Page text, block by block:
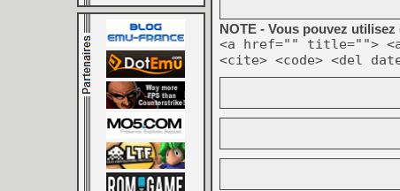
NOTE - Vous pouvez
<a href="" title="">
<cite> <code> <del